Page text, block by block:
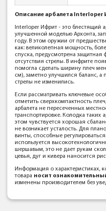
Описание арбалета Interloper
Interloper Ифрит - это блестящий
улучшенной моделью Архонта,
году. В этом оружии от
как: великолепная мощность,
спуска, предусмотрена
отсутствия стрелы. В инфрите
помогла сделать ширину плеч
см), заметно улучшился баланс, а
стрелы не изменились.
Если рассматривать ключевые
отметить сверхкомпактность
арбалета не пересеченных
транспортировке. Колодка таких
этом чувствуется хорошая
не возникает усталость. Для
винты, способные
используется
шершавым, это не дает рукам
цевья, дуг и кивера наносится
Информация о характеристиках,
товара носит
изменены производителем без